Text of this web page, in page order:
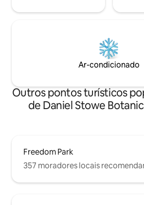
Ar-condicionado
Outros pontos turísticos
de Daniel Stowe
Freedom Park
357 moradores locais